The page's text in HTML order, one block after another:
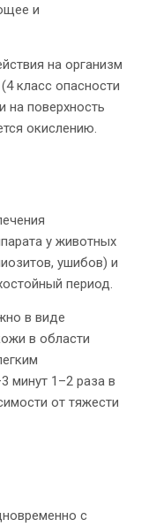
и
на организм
класс опасности
на поверхность
окислению.
у животных
ушибов) и
период.
в виде
в области
минут 1–2 раза в
от тяжести
с